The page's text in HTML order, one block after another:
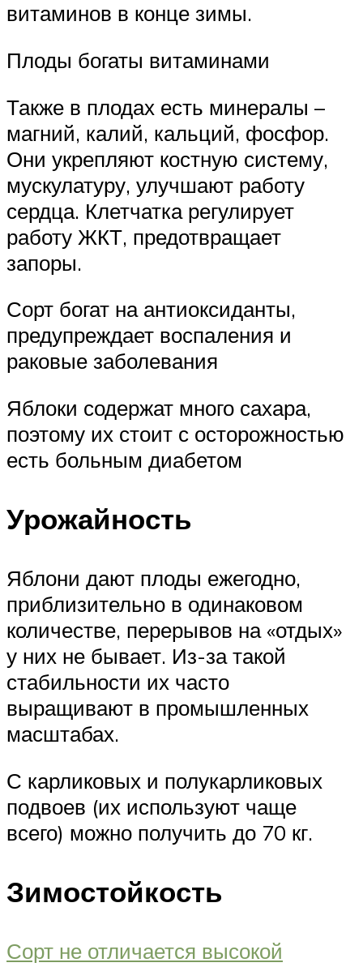
витаминов в конце зимы.
Плоды богаты витаминами
Также в плодах есть минералы –
магний, калий, кальций, фосфор.
Они укрепляют костную систему,
мускулатуру, улучшают работу
сердца. Клетчатка регулирует
работу ЖКТ, предотвращает
запоры.
Сорт богат на антиоксиданты,
предупреждает воспаления и
раковые заболевания
Яблоки содержат много сахара,
поэтому их стоит с осторожностью
есть больным диабетом
Урожайность
Яблони дают плоды ежегодно,
приблизительно в одинаковом
количестве, перерывов на «отдых»
у них не бывает. Из-за такой
стабильности их часто
выращивают в промышленных
масштабах.
С карликовых и полукарликовых
подвоев (их используют чаще
всего) можно получить до 70 кг.
Зимостойкость
Сорт не отличается высокой